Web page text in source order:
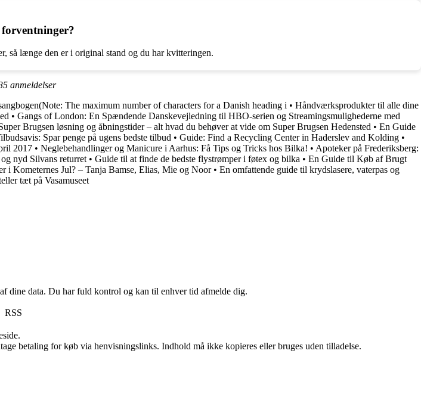
så længe den er i original stand og du har kvitteringen.
anmeldelser
The maximum number of characters for a Danish heading i • Håndværksprodukter til alle dine
• Gangs of London: En Spændende Danskevejledning til HBO-serien og Streamingsmulighederne med
Brugsen løsning og åbningstider – alt hvad du behøver at vide om Super Brugsen Hedensted • En Guide
Spar penge på ugens bedste tilbud • Guide: Find a Recycling Center in Haderslev and Kolding •
2017 • Neglebehandlinger og Manicure i Aarhus: Få Tips og Tricks hos Bilka! • Apoteker på Frederiksberg:
nyd Silvans returret • Guide til at finde de bedste flystrømper i føtex og bilka • En Guide til Køb af Brugt
i Kometernes Jul? – Tanja Bamse, Elias, Mie og Noor• En omfattende guide til krydslasere, vaterpas og
tæt på Vasamuseet
dine data. Du har fuld kontrol og kan til enhver tid afmelde dig.
RSS
betaling for køb via henvisningslinks. Indhold må ikke kopieres eller bruges uden tilladelse.